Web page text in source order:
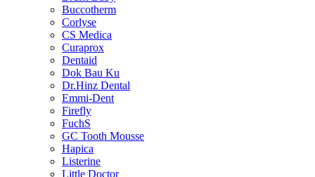
Buccotherm
Corlyse
CS Medica
Curaprox
Dentaid
Dok Bau Ku
Dr.Hinz Dental
Emmi-Dent
Firefly
FuchS
GC Tooth Mousse
Hapica
Listerine
Little Doctor